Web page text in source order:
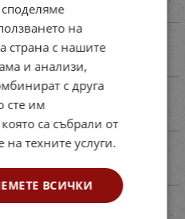
Цанка Маринова
на
страна с нашите
и анализи,
с друга
сте им
са събрали от
техните услуги.
ВСИЧКИ